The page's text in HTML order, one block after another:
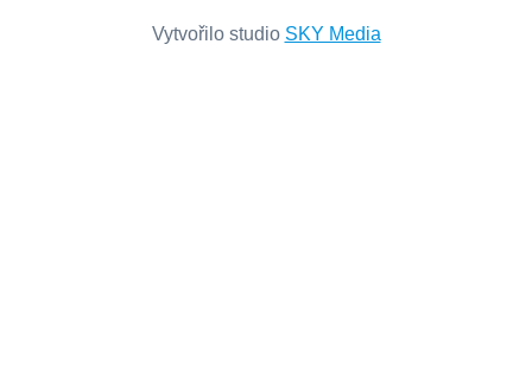
Vytvořilo studio SKY Media